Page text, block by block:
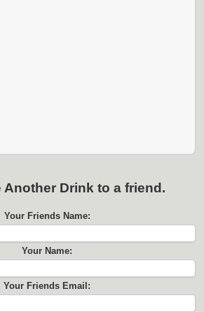
Another Drink to a friend.
Your Friends Name:
Your Name:
Your Friends Email: